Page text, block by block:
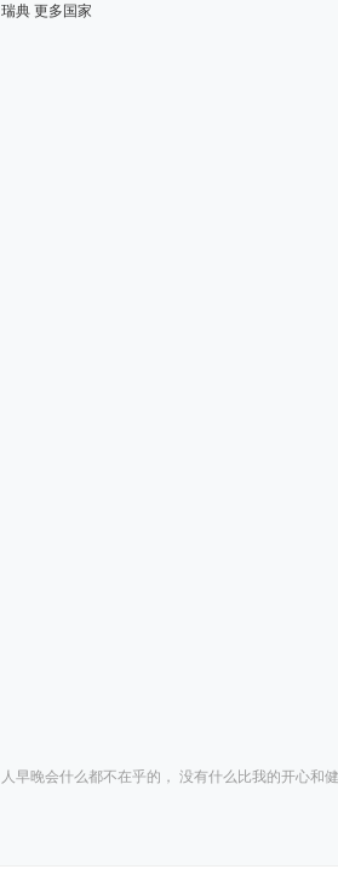
瑞典 更多国家
人早晚会什么都不在乎的， 没有什么比我的开心和